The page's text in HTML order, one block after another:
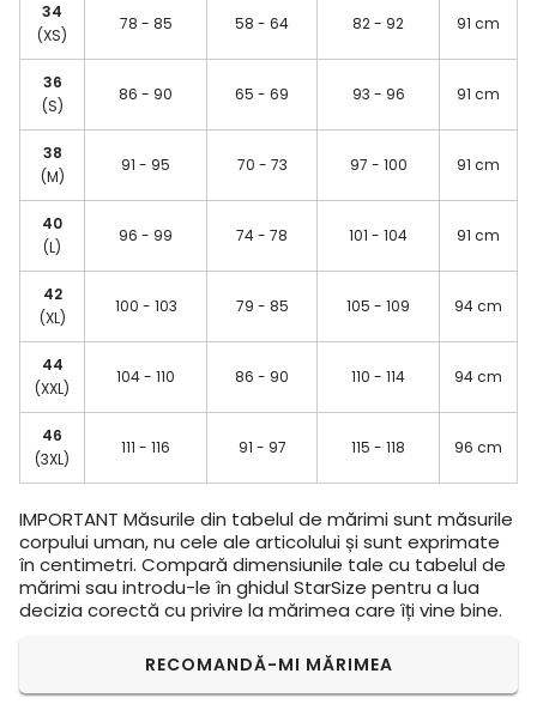
34
(XS)
78 - 85 58 - 64 82 - 92 91 cm
36
(S)
86 - 90 65 - 69 93 - 96 91 cm
38
(M)
91 - 95 70 - 73 97 - 100 91 cm
40
(L)
96 - 99 74 - 78 101 - 104 91 cm
42
(XL)
100 - 103 79 - 85 105 - 109 94 cm
44
(XXL)
104 - 110 86 - 90 110 - 114 94 cm
46
(3XL)
111 - 116 91 - 97 115 - 118 96 cm
IMPORTANT Măsurile din tabelul de mărimi sunt măsurile
corpului uman, nu cele ale articolului și sunt exprimate
în centimetri. Compară dimensiunile tale cu tabelul de
mărimi sau introdu-le în ghidul StarSize pentru a lua
decizia corectă cu privire la mărimea care îți vine bine.
RECOMANDĂ-MI MĂRIMEA